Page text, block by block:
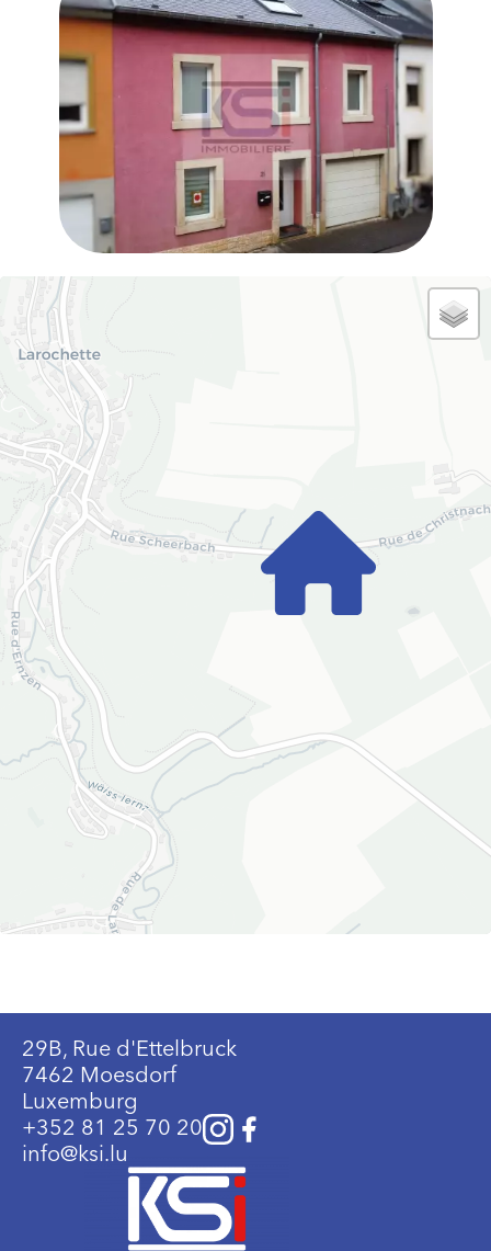
29B, Rue d'Ettelbruck
7462 Moesdorf
Luxemburg
+352 81 25 70 20
info@ksi.lu